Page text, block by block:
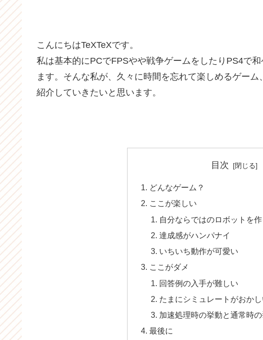
こんにちはTeXTeXです。
私は基本的にPCでFPSやや戦争ゲームをしたりPS4で
ます。そんな私が、久々に時間を忘れて楽しめるゲー
紹介していきたいと思います。
目次
どんなゲーム？
ここが楽しい
自分ならではのロボットを
達成感がハンパナイ
いちいち動作が可愛い
ここがダメ
回答例の入手が難しい
たまにシミュレートがおか
加速処理時の挙動と通常時
最後に